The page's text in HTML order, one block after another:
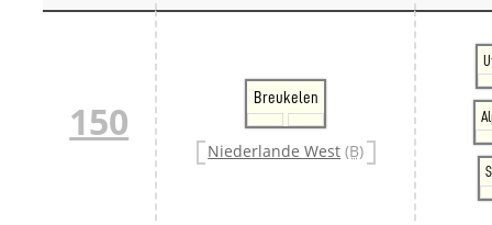
150
Breukelen
Niederlande West (B)